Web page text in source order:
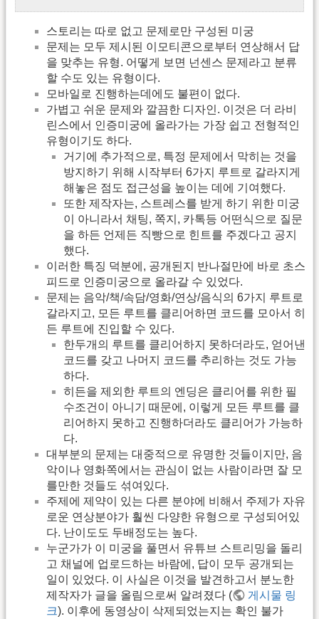
스토리는 따로 없고 문제로만 구성된 미궁
문제는 모두 제시된 이모티콘으로부터 연상해서 답
을 맞추는 유형. 어떻게 보면 넌센스 문제라고 분류
할 수도 있는 유형이다.
모바일로 진행하는데에도 불편이 없다.
가볍고 쉬운 문제와 깔끔한 디자인. 이것은 더 라비
린스에서 인증미궁에 올라가는 가장 쉽고 전형적인
유형이기도 하다.
거기에 추가적으로, 특정 문제에서 막히는 것을
방지하기 위해 시작부터 6가지 루트로 갈라지게
해놓은 점도 접근성을 높이는 데에 기여했다.
또한 제작자는, 스트레스를 받게 하기 위한 미궁
이 아니라서 채팅, 쪽지, 카톡등 어떤식으로 질문
을 하든 언제든 직빵으로 힌트를 주겠다고 공지
했다.
이러한 특징 덕분에, 공개된지 반나절만에 바로 초스
피드로 인증미궁으로 올라갈 수 있었다.
문제는 음악/책/속담/영화/연상/음식의 6가지 루트로
갈라지고, 모든 루트를 클리어하면 코드를 모아서 히
든 루트에 진입할 수 있다.
한두개의 루트를 클리어하지 못하더라도, 얻어낸
코드를 갖고 나머지 코드를 추리하는 것도 가능
하다.
히든을 제외한 루트의 엔딩은 클리어를 위한 필
수조건이 아니기 때문에, 이렇게 모든 루트를 클
리어하지 못하고 진행하더라도 클리어가 가능하
다.
대부분의 문제는 대중적으로 유명한 것들이지만, 음
악이나 영화쪽에서는 관심이 없는 사람이라면 잘 모
를만한 것들도 섞여있다.
주제에 제약이 있는 다른 분야에 비해서 주제가 자유
로운 연상분야가 훨씬 다양한 유형으로 구성되어있
다. 난이도도 두배정도는 높다.
누군가가 이 미궁을 풀면서 유튜브 스트리밍을 돌리
고 채널에 업로드하는 바람에, 답이 모두 공개되는
일이 있었다. 이 사실은 이것을 발견하고서 분노한
제작자가 글을 올림으로써 알려졌다 (
게시물 링
크). 이후에 동영상이 삭제되었는지는 확인 불가